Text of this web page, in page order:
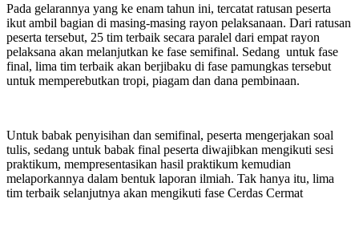
Pada gelarannya yang ke enam tahun ini, tercatat ratusan peserta
ikut ambil bagian di masing-masing rayon pelaksanaan. Dari ratusan
peserta tersebut, 25 tim terbaik secara paralel dari empat rayon
pelaksana akan melanjutkan ke fase semifinal. Sedang untuk fase
final, lima tim terbaik akan berjibaku di fase pamungkas tersebut
untuk memperebutkan tropi, piagam dan dana pembinaan.
Untuk babak penyisihan dan semifinal, peserta mengerjakan soal
tulis, sedang untuk babak final peserta diwajibkan mengikuti sesi
praktikum, mempresentasikan hasil praktikum kemudian
melaporkannya dalam bentuk laporan ilmiah. Tak hanya itu, lima
tim terbaik selanjutnya akan mengikuti fase Cerdas Cermat